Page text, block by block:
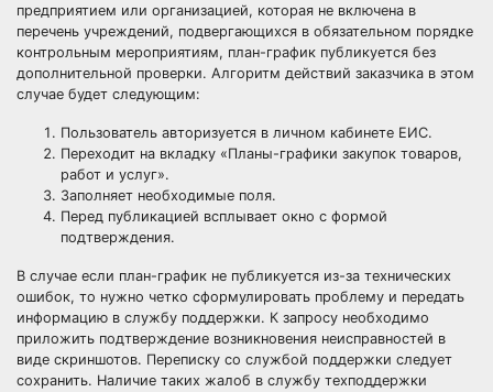
предприятием или организацией, которая не включена в
перечень учреждений, подвергающихся в обязательном порядке
контрольным мероприятиям, план-график публикуется без
дополнительной проверки. Алгоритм действий заказчика в этом
случае будет следующим:
Пользователь авторизуется в личном кабинете ЕИС.
Переходит на вкладку «Планы-графики закупок товаров,
работ и услуг».
Заполняет необходимые поля.
Перед публикацией всплывает окно с формой
подтверждения.
В случае если план-график не публикуется из-за технических
ошибок, то нужно четко сформулировать проблему и передать
информацию в службу поддержки. К запросу необходимо
приложить подтверждение возникновения неисправностей в
виде скриншотов. Переписку со службой поддержки следует
сохранить. Наличие таких жалоб в службу техподдержки